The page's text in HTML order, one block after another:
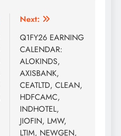
Next:
Q1FY26 EARNING
CALENDAR:
ALOKINDS,
AXISBANK,
CEATLTD, CLEAN,
HDFCAMC,
INDHOTEL,
JIOFIN, LMW,
LTIM, NEWGEN,